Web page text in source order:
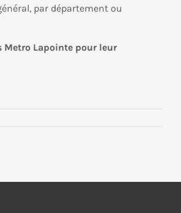
par département ou
Metro Lapointe pour leur